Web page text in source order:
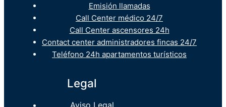
Emisión llamadas
Call Center médico 24/7
Call Center ascensores 24h
Contact center administradores fincas 24/7
Teléfono 24h apartamentos turísticos
Legal
Aviso Legal